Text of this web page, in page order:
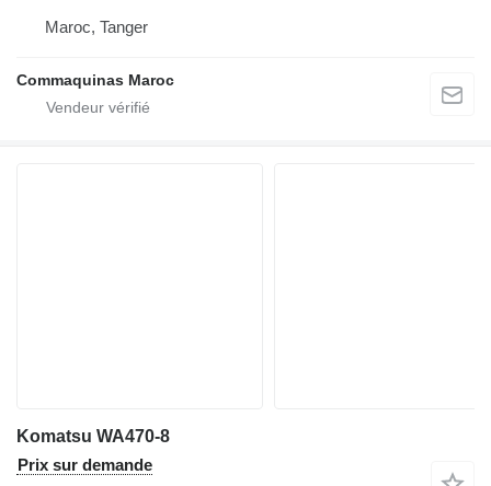
Maroc, Tanger
Commaquinas Maroc
Komatsu WA470-8
Prix sur demande